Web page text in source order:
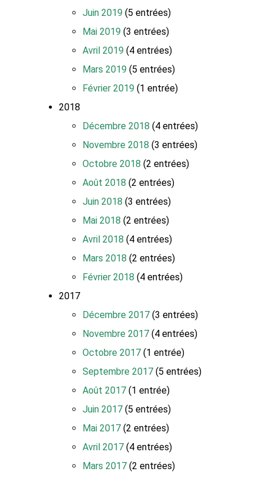
Juin 2019 (5 entrées)
Mai 2019 (3 entrées)
Avril 2019 (4 entrées)
Mars 2019 (5 entrées)
Février 2019 (1 entrée)
2018
Décembre 2018 (4 entrées)
Novembre 2018 (3 entrées)
Octobre 2018 (2 entrées)
Août 2018 (2 entrées)
Juin 2018 (3 entrées)
Mai 2018 (2 entrées)
Avril 2018 (4 entrées)
Mars 2018 (2 entrées)
Février 2018 (4 entrées)
2017
Décembre 2017 (3 entrées)
Novembre 2017 (4 entrées)
Octobre 2017 (1 entrée)
Septembre 2017 (5 entrées)
Août 2017 (1 entrée)
Juin 2017 (5 entrées)
Mai 2017 (2 entrées)
Avril 2017 (4 entrées)
Mars 2017 (2 entrées)